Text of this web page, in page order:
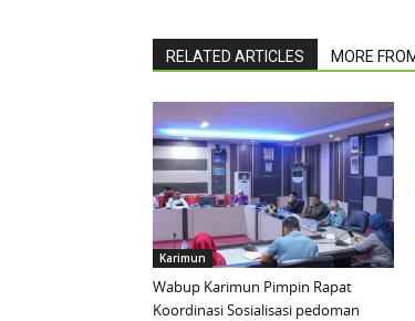
RELATED ARTICLES MORE
Karimun
Wabup Karimun Pimpin Rapat
Koordinasi Sosialisasi pedoman